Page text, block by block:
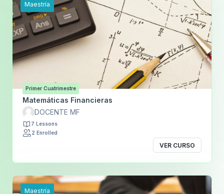
Maestría
Primer Cuatrimestre
Matemáticas Financieras
DOCENTE MF
7 Lessons
2 Enrolled
VER CURSO
Maestría